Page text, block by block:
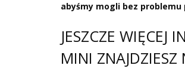
abyśmy mogli bez problemu
JESZCZE WIĘCEJ
MINI ZNAJDZIESZ